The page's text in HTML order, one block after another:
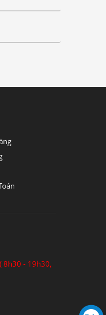
8h30 - 19h30,